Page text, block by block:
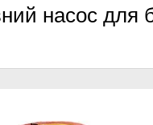
насос для